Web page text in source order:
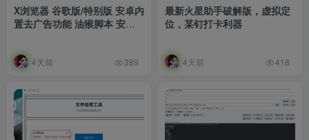
X浏览器 谷歌版/特别版 安卓内
置去广告功能 油猴脚本 安装
4天前 389
最新火星助手破解版，虚拟定
位，某钉打卡利器
4天前 418